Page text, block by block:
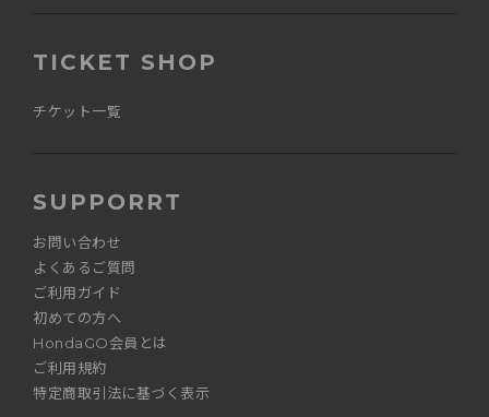
TICKET SHOP
チケット一覧
SUPPORRT
お問い合わせ
よくあるご質問
ご利用ガイド
初めての方へ
HondaGO会員とは
ご利用規約
特定商取引法に基づく表示